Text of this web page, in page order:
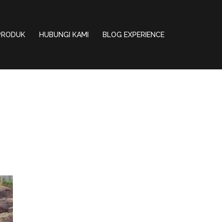
HUBUNGI KAMI BLOG EXPERIENCE